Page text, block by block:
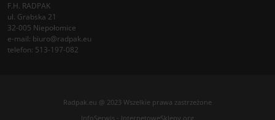
F.H. RADPAK
ul. Grabska 21
32-005 Niepołomice
e-mail: biuro@radpak.eu
telefon: 513-197-082
Radpak.eu @ 2023 Wszelkie prawa zastrzeżone
InfoSerwis - InternetoweSklepy.org